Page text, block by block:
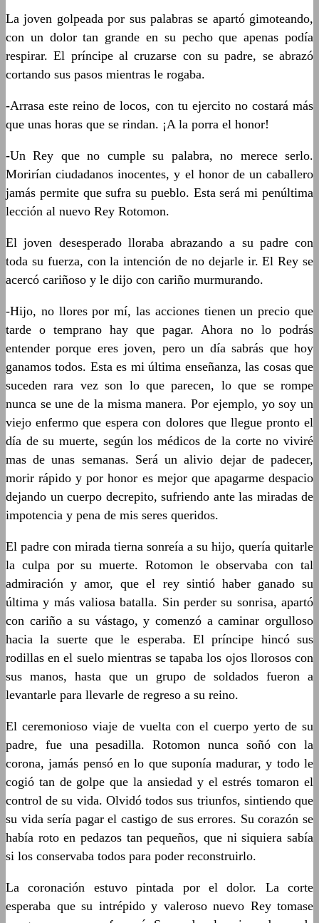
La joven golpeada por sus palabras se apartó gimoteando,
con un dolor tan grande en su pecho que apenas podía
respirar. El príncipe al cruzarse con su padre, se abrazó
cortando sus pasos mientras le rogaba.
-Arrasa este reino de locos, con tu ejercito no costará más
que unas horas que se rindan. ¡A la porra el honor!
-Un Rey que no cumple su palabra, no merece serlo.
Morirían ciudadanos inocentes, y el honor de un caballero
jamás permite que sufra su pueblo. Esta será mi penúltima
lección al nuevo Rey Rotomon.
El joven desesperado lloraba abrazando a su padre con
toda su fuerza, con la intención de no dejarle ir. El Rey se
acercó cariñoso y le dijo con cariño murmurando.
-Hijo, no llores por mí, las acciones tienen un precio que
tarde o temprano hay que pagar. Ahora no lo podrás
entender porque eres joven, pero un día sabrás que hoy
ganamos todos. Esta es mi última enseñanza, las cosas que
suceden rara vez son lo que parecen, lo que se rompe
nunca se une de la misma manera. Por ejemplo, yo soy un
viejo enfermo que espera con dolores que llegue pronto el
día de su muerte, según los médicos de la corte no viviré
mas de unas semanas. Será un alivio dejar de padecer,
morir rápido y por honor es mejor que apagarme despacio
dejando un cuerpo decrepito, sufriendo ante las miradas de
impotencia y pena de mis seres queridos.
El padre con mirada tierna sonreía a su hijo, quería quitarle
la culpa por su muerte. Rotomon le observaba con tal
admiración y amor, que el rey sintió haber ganado su
última y más valiosa batalla. Sin perder su sonrisa, apartó
con cariño a su vástago, y comenzó a caminar orgulloso
hacia la suerte que le esperaba. El príncipe hincó sus
rodillas en el suelo mientras se tapaba los ojos llorosos con
sus manos, hasta que un grupo de soldados fueron a
levantarle para llevarle de regreso a su reino.
El ceremonioso viaje de vuelta con el cuerpo yerto de su
padre, fue una pesadilla. Rotomon nunca soñó con la
corona, jamás pensó en lo que suponía madurar, y todo le
cogió tan de golpe que la ansiedad y el estrés tomaron el
control de su vida. Olvidó todos sus triunfos, sintiendo que
su vida sería pagar el castigo de sus errores. Su corazón se
había roto en pedazos tan pequeños, que ni siquiera sabía
si los conservaba todos para poder reconstruirlo.
La coronación estuvo pintada por el dolor. La corte
esperaba que su intrépido y valeroso nuevo Rey tomase